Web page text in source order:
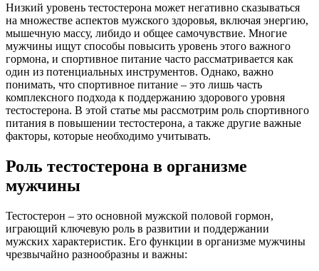
Низкий уровень тестостерона может негативно сказываться
на множестве аспектов мужского здоровья, включая энергию,
мышечную массу, либидо и общее самочувствие. Многие
мужчины ищут способы повысить уровень этого важного
гормона, и спортивное питание часто рассматривается как
один из потенциальных инструментов. Однако, важно
понимать, что спортивное питание – это лишь часть
комплексного подхода к поддержанию здорового уровня
тестостерона. В этой статье мы рассмотрим роль спортивного
питания в повышении тестостерона, а также другие важные
факторы, которые необходимо учитывать.
Роль тестостерона в организме
мужчины
Тестостерон – это основной мужской половой гормон,
играющий ключевую роль в развитии и поддержании
мужских характеристик. Его функции в организме мужчины
чрезвычайно разнообразны и важны: